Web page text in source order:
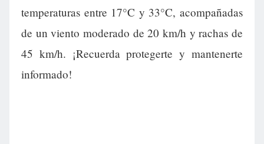
temperaturas entre 17°C y 33°C, acompañadas
de un viento moderado de 20 km/h y rachas de
45 km/h. ¡Recuerda protegerte y mantenerte
informado!